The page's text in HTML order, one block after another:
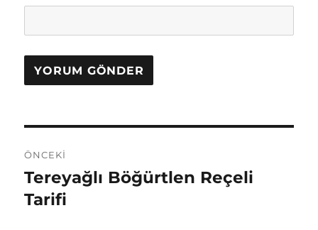
gezinmesi
ÖNCEKI
Önceki
yazı:
Tereyağlı Böğürtlen Reçeli
Tarifi